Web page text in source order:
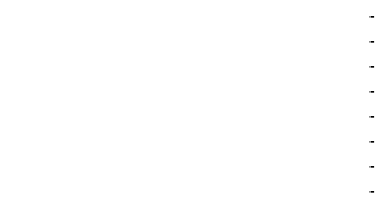
-
-
-
-
-
-
-
-